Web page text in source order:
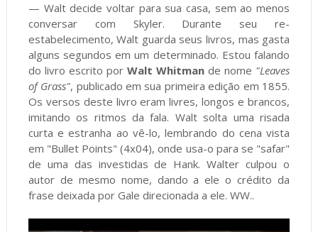
— Walt decide voltar para sua casa, sem ao menos
conversar com Skyler. Durante seu re-
estabelecimento, Walt guarda seus livros, mas gasta
alguns segundos em um determinado. Estou falando
do livro escrito por Walt Whitman de nome "Leaves
of Grass", publicado em sua primeira edição em 1855.
Os versos deste livro eram livres, longos e brancos,
imitando os ritmos da fala. Walt solta uma risada
curta e estranha ao vê-lo, lembrando do cena vista
em "Bullet Points" (4x04), onde usa-o para se "safar"
de uma das investidas de Hank. Walter culpou o
autor de mesmo nome, dando a ele o crédito da
frase deixada por Gale direcionada a ele. WW..